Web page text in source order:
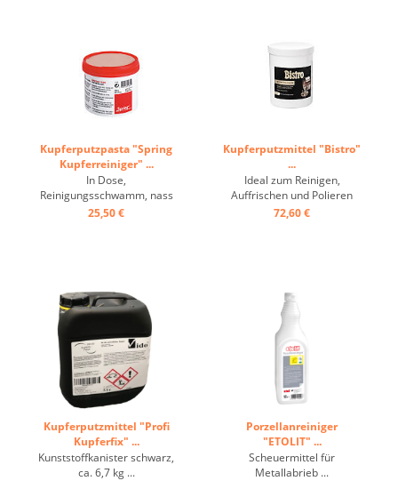
Kupferputzpasta "Spring
Kupferreiniger" ...
In Dose,
Reinigungsschwamm, nass
verwenden ...
25,50 €
Kupferputzmittel "Bistro"
...
Ideal zum Reinigen,
Auffrischen und Polieren
von Kupferutensilien,
72,60 €
Kupferputzmittel "Profi
Kupferfix" ...
Kunststoffkanister schwarz,
ca. 6,7 kg ...
Porzellanreiniger
"ETOLIT" ...
Scheuermittel für
Metallabrieb ...